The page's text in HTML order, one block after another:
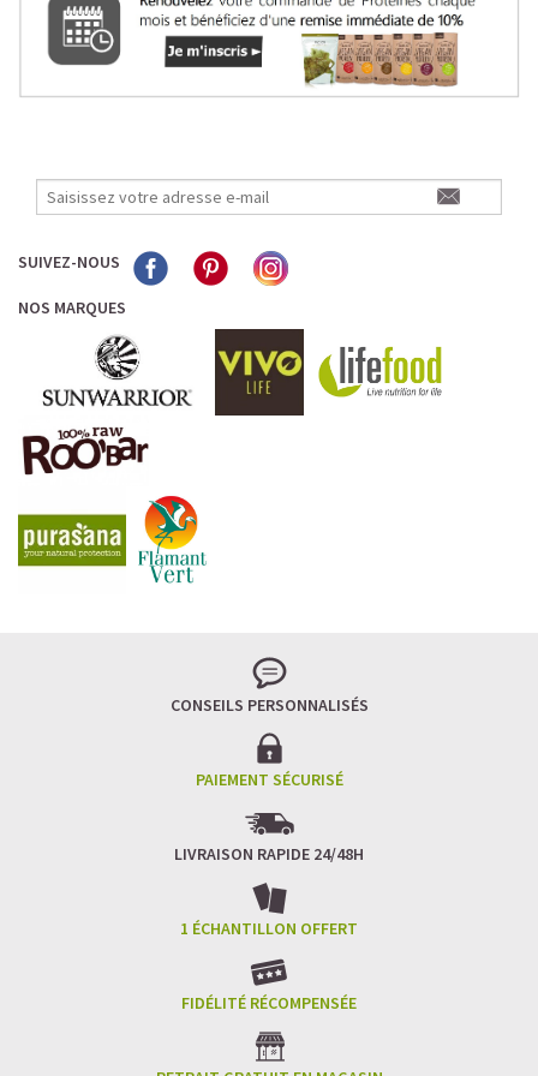
LE PLAISIR D’UN DESSERT GLACÉ, SANS LE SUCRE EN
TROP
Imaginez un caramel fondant qui se mêle à un café
frappé crémeux, sans sucre raffiné et boosté en
réconcilie dessert glacé et nutrition.
fringale. Pour les gourmands qui veulent se faire plaisir
sans sacrifier leurs objectifs.
Café frappé au Caramel Protéiné
SUIVEZ-NOUS
NOS MARQUES
CONSEILS PERSONNALISÉS
PAIEMENT SÉCURISÉ
LIVRAISON RAPIDE 24/48H
1 ÉCHANTILLON OFFERT
FIDÉLITÉ RÉCOMPENSÉE